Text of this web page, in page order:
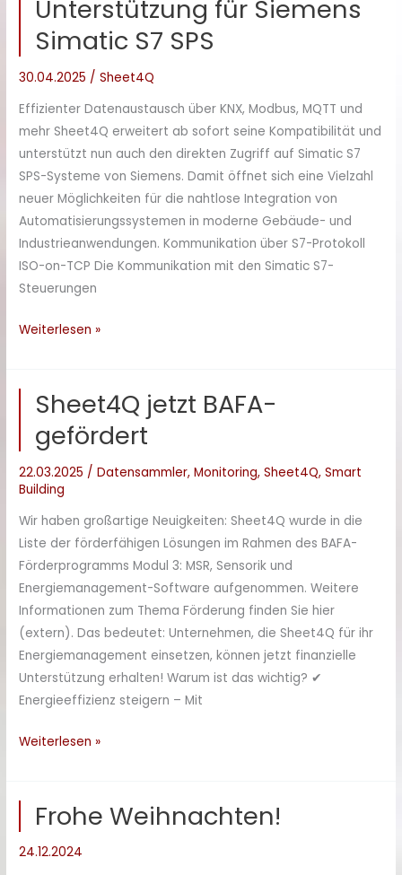
Sheet4Q
verbindet
149
Klimageräte
mit
Raumtemperaturreglern
–
trotz
abweichender
DPTs
Unterstützung für Siemens
Simatic S7 SPS
30.04.2025 /Sheet4Q
Effizienter Datenaustausch über KNX, Modbus, MQTT und
mehr Sheet4Q erweitert ab sofort seine Kompatibilität und
unterstützt nun auch den direkten Zugriff auf Simatic S7
SPS-Systeme von Siemens. Damit öffnet sich eine Vielzahl
neuer Möglichkeiten für die nahtlose Integration von
Automatisierungssystemen in moderne Gebäude- und
Industrieanwendungen. Kommunikation über S7-Protokoll
ISO-on-TCP Die Kommunikation mit den Simatic S7-
Steuerungen
Sheet4Q
direkter
Unterstützung
Siemens
Simatic
SPS
Weiterlesen »
Sheet4Q jetzt BAFA-
gefördert
22.03.2025 /Datensammler,Monitoring,Sheet4Q,Smart
Building
Wir haben großartige Neuigkeiten: Sheet4Q wurde in die
Liste der förderfähigen Lösungen im Rahmen des BAFA-
Förderprogramms Modul 3: MSR, Sensorik und
Energiemanagement-Software aufgenommen​. Weitere
Informationen zum Thema Förderung finden Sie hier​
(extern). Das bedeutet: Unternehmen, die Sheet4Q für ihr
Energiemanagement einsetzen, können jetzt finanzielle
Unterstützung erhalten! Warum ist das wichtig? ✔
Energieeffizienz steigern – Mit
Sheet4Q
gefördert
Weiterlesen »
Frohe Weihnachten!
24.12.2024